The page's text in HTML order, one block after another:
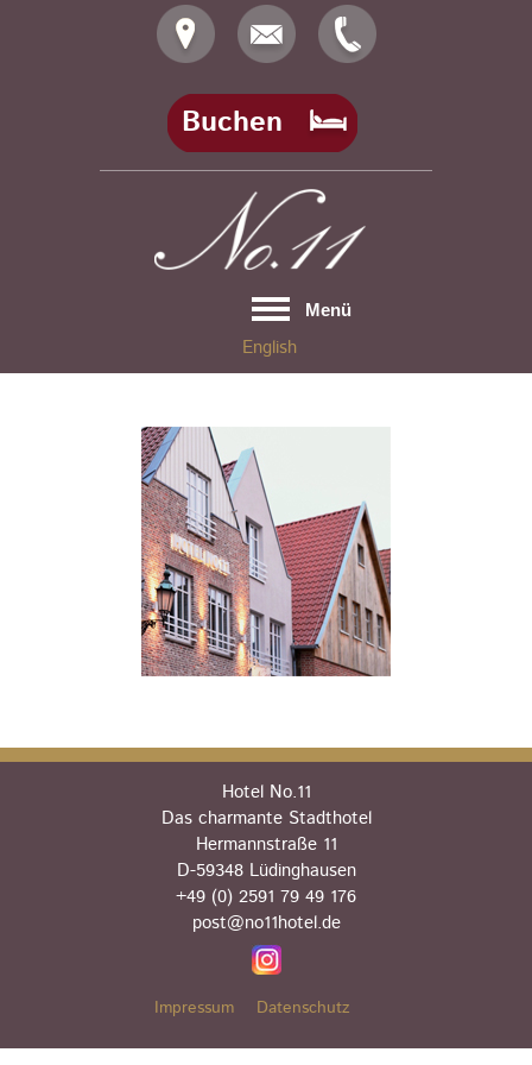
Buchen
Menü
English
Hotel No.11
Das charmante Stadthotel
Hermannstraße 11
D-59348 Lüdinghausen
+49 (0) 2591 79 49 176
post@no11hotel.de
Impressum Datenschutz